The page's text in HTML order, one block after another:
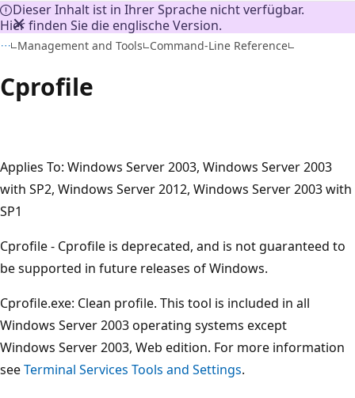
Dieser Inhalt ist in Ihrer Sprache nicht verfügbar.
Hier finden Sie die englische Version.
Management and Tools Command-Line Reference
Cprofile
Applies To: Windows Server 2003, Windows Server 2003
with SP2, Windows Server 2012, Windows Server 2003 with
SP1
Cprofile - Cprofile is deprecated, and is not guaranteed to
be supported in future releases of Windows.
Cprofile.exe: Clean profile. This tool is included in all
Windows Server 2003 operating systems except
Windows Server 2003, Web edition. For more information
seeTerminal Services Tools and Settings.